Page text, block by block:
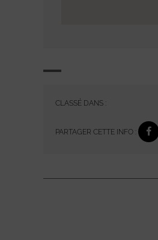
CLASSÉ DANS :
PARTAGER CETTE INFO :